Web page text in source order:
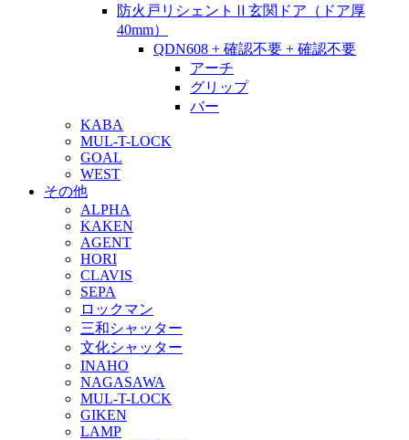
防火戸リシェントⅡ玄関ドア（ドア厚
40mm）
QDN608 + 確認不要 + 確認不要
アーチ
グリップ
バー
KABA
MUL-T-LOCK
GOAL
WEST
その他
ALPHA
KAKEN
AGENT
HORI
CLAVIS
SEPA
ロックマン
三和シャッター
文化シャッター
INAHO
NAGASAWA
MUL-T-LOCK
GIKEN
LAMP